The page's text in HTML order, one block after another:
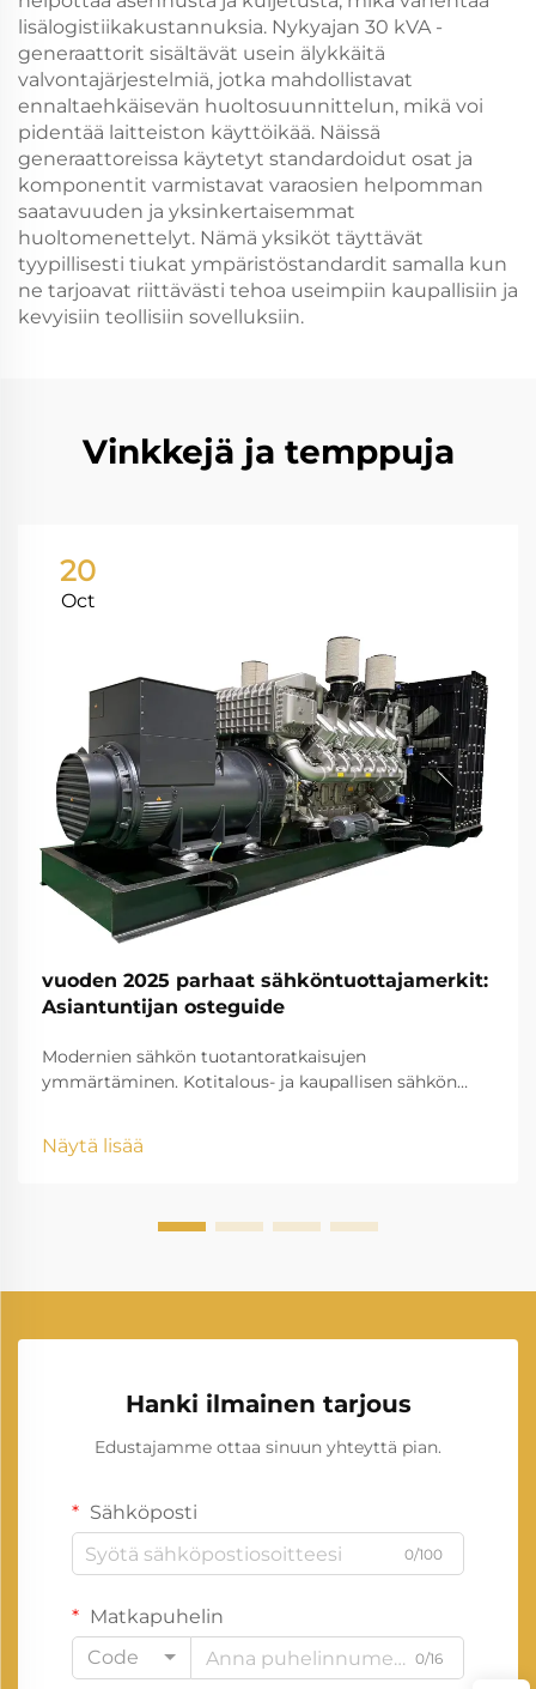
lisälogistiikakustannuksia. Nykyajan 30 kVA -
generaattorit sisältävät usein älykkäitä
valvontajärjestelmiä, jotka mahdollistavat
ennaltaehkäisevän huoltosuunnittelun, mikä voi
pidentää laitteiston käyttöikää. Näissä
generaattoreissa käytetyt standardoidut osat ja
komponentit varmistavat varaosien helpomman
saatavuuden ja yksinkertaisemmat
huoltomenettelyt. Nämä yksiköt täyttävät
tyypillisesti tiukat ympäristöstandardit samalla kun
ne tarjoavat riittävästi tehoa useimpiin kaupallisiin ja
kevyisiin teollisiin sovelluksiin.
Vinkkejä ja temppuja
20
Oct
vuoden 2025 parhaat sähköntuottajamerkit:
Asiantuntijan osteguide
Modernien sähkön tuotantoratkaisujen
ymmärtäminen. Kotitalous- ja kaupallisen sähkön
kasvaa, luotettavan sähkögeneraattorin omistaminen
Näytä lisää
Hanki ilmainen tarjous
Edustajamme ottaa sinuun yhteyttä pian.
Sähköposti
0/100
Matkapuhelin
Code
0/16